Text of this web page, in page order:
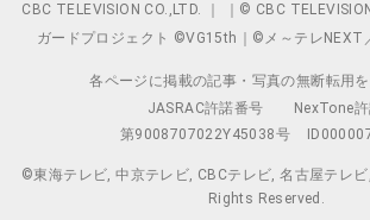
CBC TELEVISION CO.,LTD. ｜ ｜© CBC
ガードプロジェクト ©VG15th｜©メ～テレNEXT
各ページに掲載の記事・写真の無断転用を
JASRAC許諾番号
NexTone
第9008707022Y45038号
©東海テレビ, 中京テレビ, CBCテレビ, 名古屋テレ
Rights Reserved.